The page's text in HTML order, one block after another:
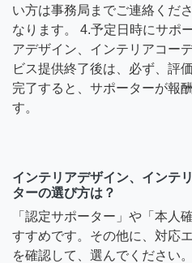
い方は事務局までご連絡くだ
なります。 4.予定日時にサポ
アデザイン、インテリアコー
ビス提供終了後は、必ず、評
完了すると、サポーターが報
す。
インテリアデザイン、インテ
ターの選び方は？
「認定サポーター」や「本人
すすめです。その他に、対応
を確認して、選んでください。